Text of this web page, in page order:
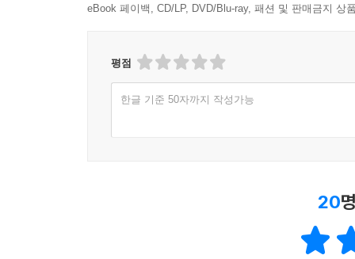
“좀 더 자신감을 가져도 돼. 너 정도로 성실하면 분
《가무사리 숲의 느긋한 나날》은 임업에 종
심부름센터 청년들, 《호시마상사 주식회사 역
소설’이라는 점이다.
차 회사원 기시베는 같이 일하는 사람을 보고 느
eBook 페이백, CD/LP, DVD/Blu-ray, 패션 및 판매금지 상
평점
한글 기준 50자까지 작성가능
20